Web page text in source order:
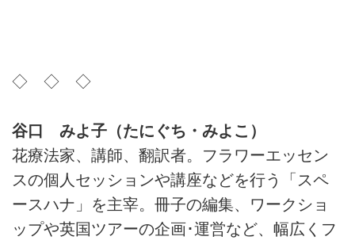
◇ ◇ ◇
谷口 みよ子（たにぐち・みよこ）
花療法家、講師、翻訳者。フラワーエッセン
スの個人セッションや講座などを行う「スペ
ースハナ」を主宰。冊子の編集、ワークショ
ップや英国ツアーの企画･運営など、幅広くフ